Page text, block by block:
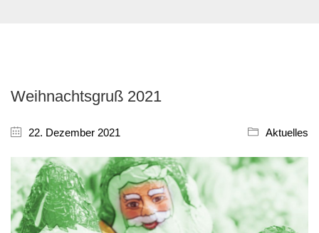
Weihnachtsgruß 2021
22. Dezember 2021 Aktuelles